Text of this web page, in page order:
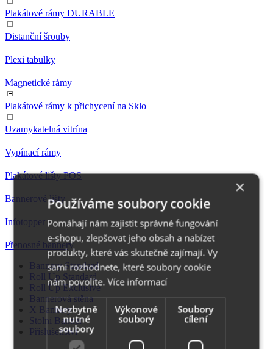
Plakátové rámy DURABLE
Distanční šrouby
Plexi tabulky
Magnetické rámy
Plakátové rámy k přichycení na Sklo
Uzamykatelná vitrína
Vypínací rámy
Plakátové lišty POS
Bannerové lišty
Infotopper
Přenosné bannery
Bannery Standard
Roll Up Standard
Roll Up Exclusive
Bannerová stěna
X Bannery
Stolní Banner
Příslušenství
×
Používáme soubory cookie
Pomáhají nám zajistit správné fungování
e-shopu, zlepšovat jeho obsah a nabízet
produkty, které vás skutečně zajímají. Vy
sami rozhodnete, které soubory cookie
nám povolíte.Více informací
Nezbytně
nutné
soubory
Výkonové
soubory
Soubory
cílení